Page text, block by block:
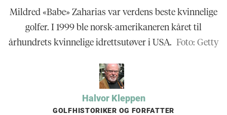
Mildred «Babe» Zaharias var verdens beste kvinnelige
golfer. I 1999 ble norsk-amerikaneren kåret til
århundrets kvinnelige idrettsutøver i USA. Foto: Getty
Halvor Kleppen
GOLFHISTORIKER OG FORFATTER